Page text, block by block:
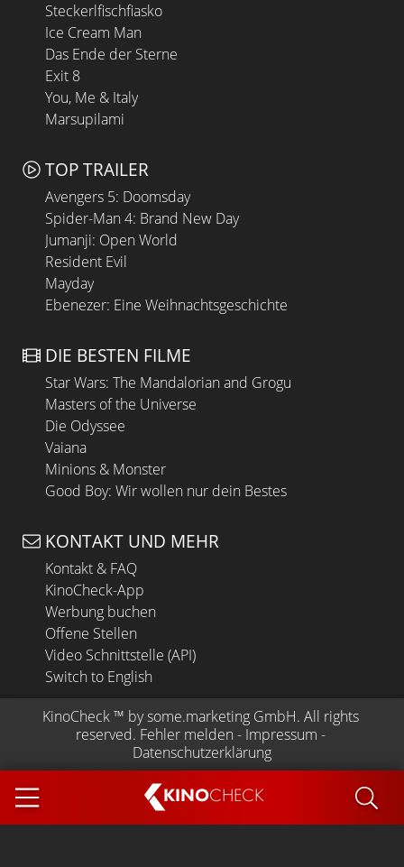
KINOCHECK
Steckerlfischfiasko
Ice Cream Man
Das Ende der Sterne
Exit 8
You, Me & Italy
Marsupilami
TOP TRAILER
Avengers 5: Doomsday
Spider-Man 4: Brand New Day
Jumanji: Open World
Resident Evil
Mayday
Ebenezer: Eine Weihnachtsgeschichte
DIE BESTEN FILME
Star Wars: The Mandalorian and Grogu
Masters of the Universe
Die Odyssee
Vaiana
Minions & Monster
Good Boy: Wir wollen nur dein Bestes
KONTAKT UND MEHR
Kontakt & FAQ
KinoCheck-App
Werbung buchen
Offene Stellen
Video Schnittstelle (API)
Switch to English
KinoCheck ™ by some.marketing GmbH. All rights
reserved. Fehler melden - Impressum -
Datenschutzerklärung